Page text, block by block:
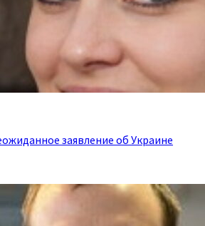
заявление об Украине